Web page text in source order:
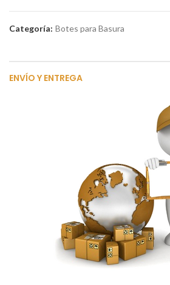
Categoría: Botes para Basura
ENVÍO Y ENTREGA